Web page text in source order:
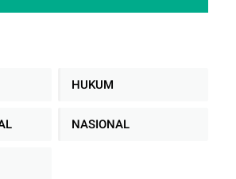
Banyumas: Belajar Mengolah
HUKUM
NASIONAL